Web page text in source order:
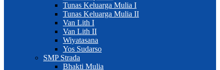
Tunas Keluarga Mulia I
Tunas Keluarga Mulia II
Van Lith I
Van Lith II
Wiyatasana
Yos Sudarso
SMP Strada
Bhakti Mulia